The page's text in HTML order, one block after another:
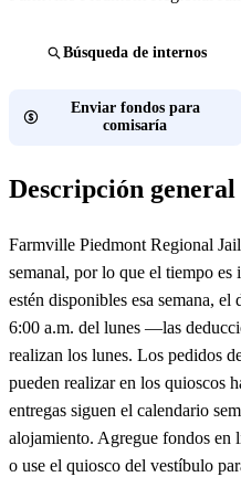
Búsqueda de internos
Enviar fondos para
comisaría
Descripción general
Farmville Piedmont Regional
semanal, por lo que el tiempo es
estén disponibles esa semana,
6:00 a.m. del lunes —las
realizan los lunes. Los pedidos
pueden realizar en los quioscos
entregas siguen el calendario
alojamiento. Agregue fondos en
o use el quiosco del vestíbulo